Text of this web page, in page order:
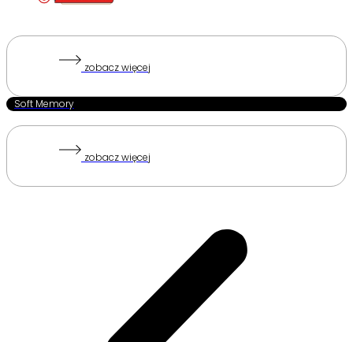
zobacz więcej
Soft Memory
zobacz więcej